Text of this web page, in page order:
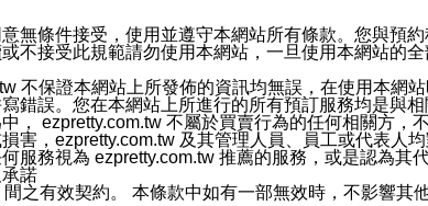
您所提供的郵件地址與您取得聯絡並傳送或宣傳本
子郵件。
型訊息傳送重要訊息給您。即使未加入本公司/本服
知型訊息以對您有效且重要的訊息為限，以廣告或
號碼與本公司/本服務所傳來的電話號碼比對相符。
APP 設定中，同意接收通知型訊息。
訊息之 LINE 官方帳號。
定，操作如下：
」
無條件接受，使用並遵守本網站所有條款。您與預
不接受此規範請勿使用本網站，一旦使用本網站的
不保證本網站上所發佈的資訊均無誤，在使用本網
錯誤。您在本網站上所進行的所有預訂服務均是與
， ezpretty.com.tw 不屬於買賣行為的任何相關方
害，ezpretty.com.tw 及其管理人員、員工或代表人
服務視為 ezpretty.com.tw 推薦的服務，或是認為其
諾
之有效契約。 本條款中如有一部無效時，不影響